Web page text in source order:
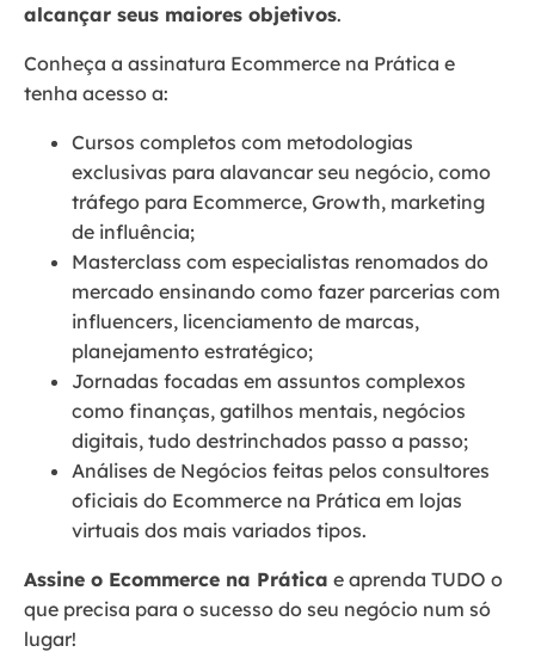
alcançar seus maiores objetivos.
Conheça a assinatura Ecommerce na Prática e
tenha acesso a:
Cursos completos com metodologias
exclusivas para alavancar seu negócio, como
tráfego para Ecommerce, Growth, marketing
de influência;
Masterclass com especialistas renomados do
mercado ensinando como fazer parcerias com
influencers, licenciamento de marcas,
planejamento estratégico;
Jornadas focadas em assuntos complexos
como finanças, gatilhos mentais, negócios
digitais, tudo destrinchados passo a passo;
Análises de Negócios feitas pelos consultores
oficiais do Ecommerce na Prática em lojas
virtuais dos mais variados tipos.
Assine o Ecommerce na Prática e aprenda TUDO o
que precisa para o sucesso do seu negócio num só
lugar!